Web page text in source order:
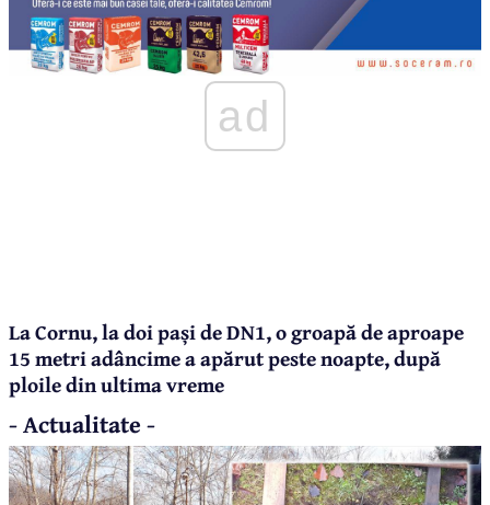
ad
La Cornu, la doi pași de DN1, o groapă de aproape
15 metri adâncime a apărut peste noapte, după
ploile din ultima vreme
- Actualitate -